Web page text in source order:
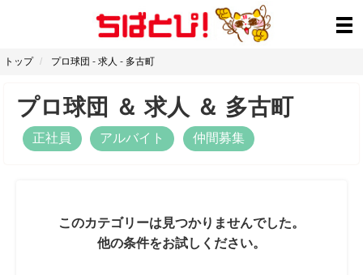
トップ プロ球団 - 求人 - 多古町
プロ球団 ＆求人 ＆ 多古町
正社員 アルバイト 仲間募集
このカテゴリーは見つかりませんでした。
他の条件をお試しください。